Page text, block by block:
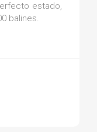
estado,
balines.